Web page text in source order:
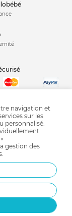
navigation et
sur les
personnalisé.
gestion des
.